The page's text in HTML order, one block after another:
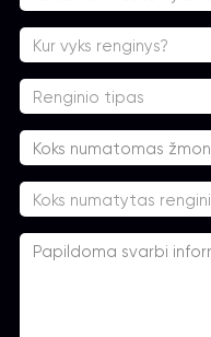
Kur vyks renginys?
Renginio tipas
Koks numatytas